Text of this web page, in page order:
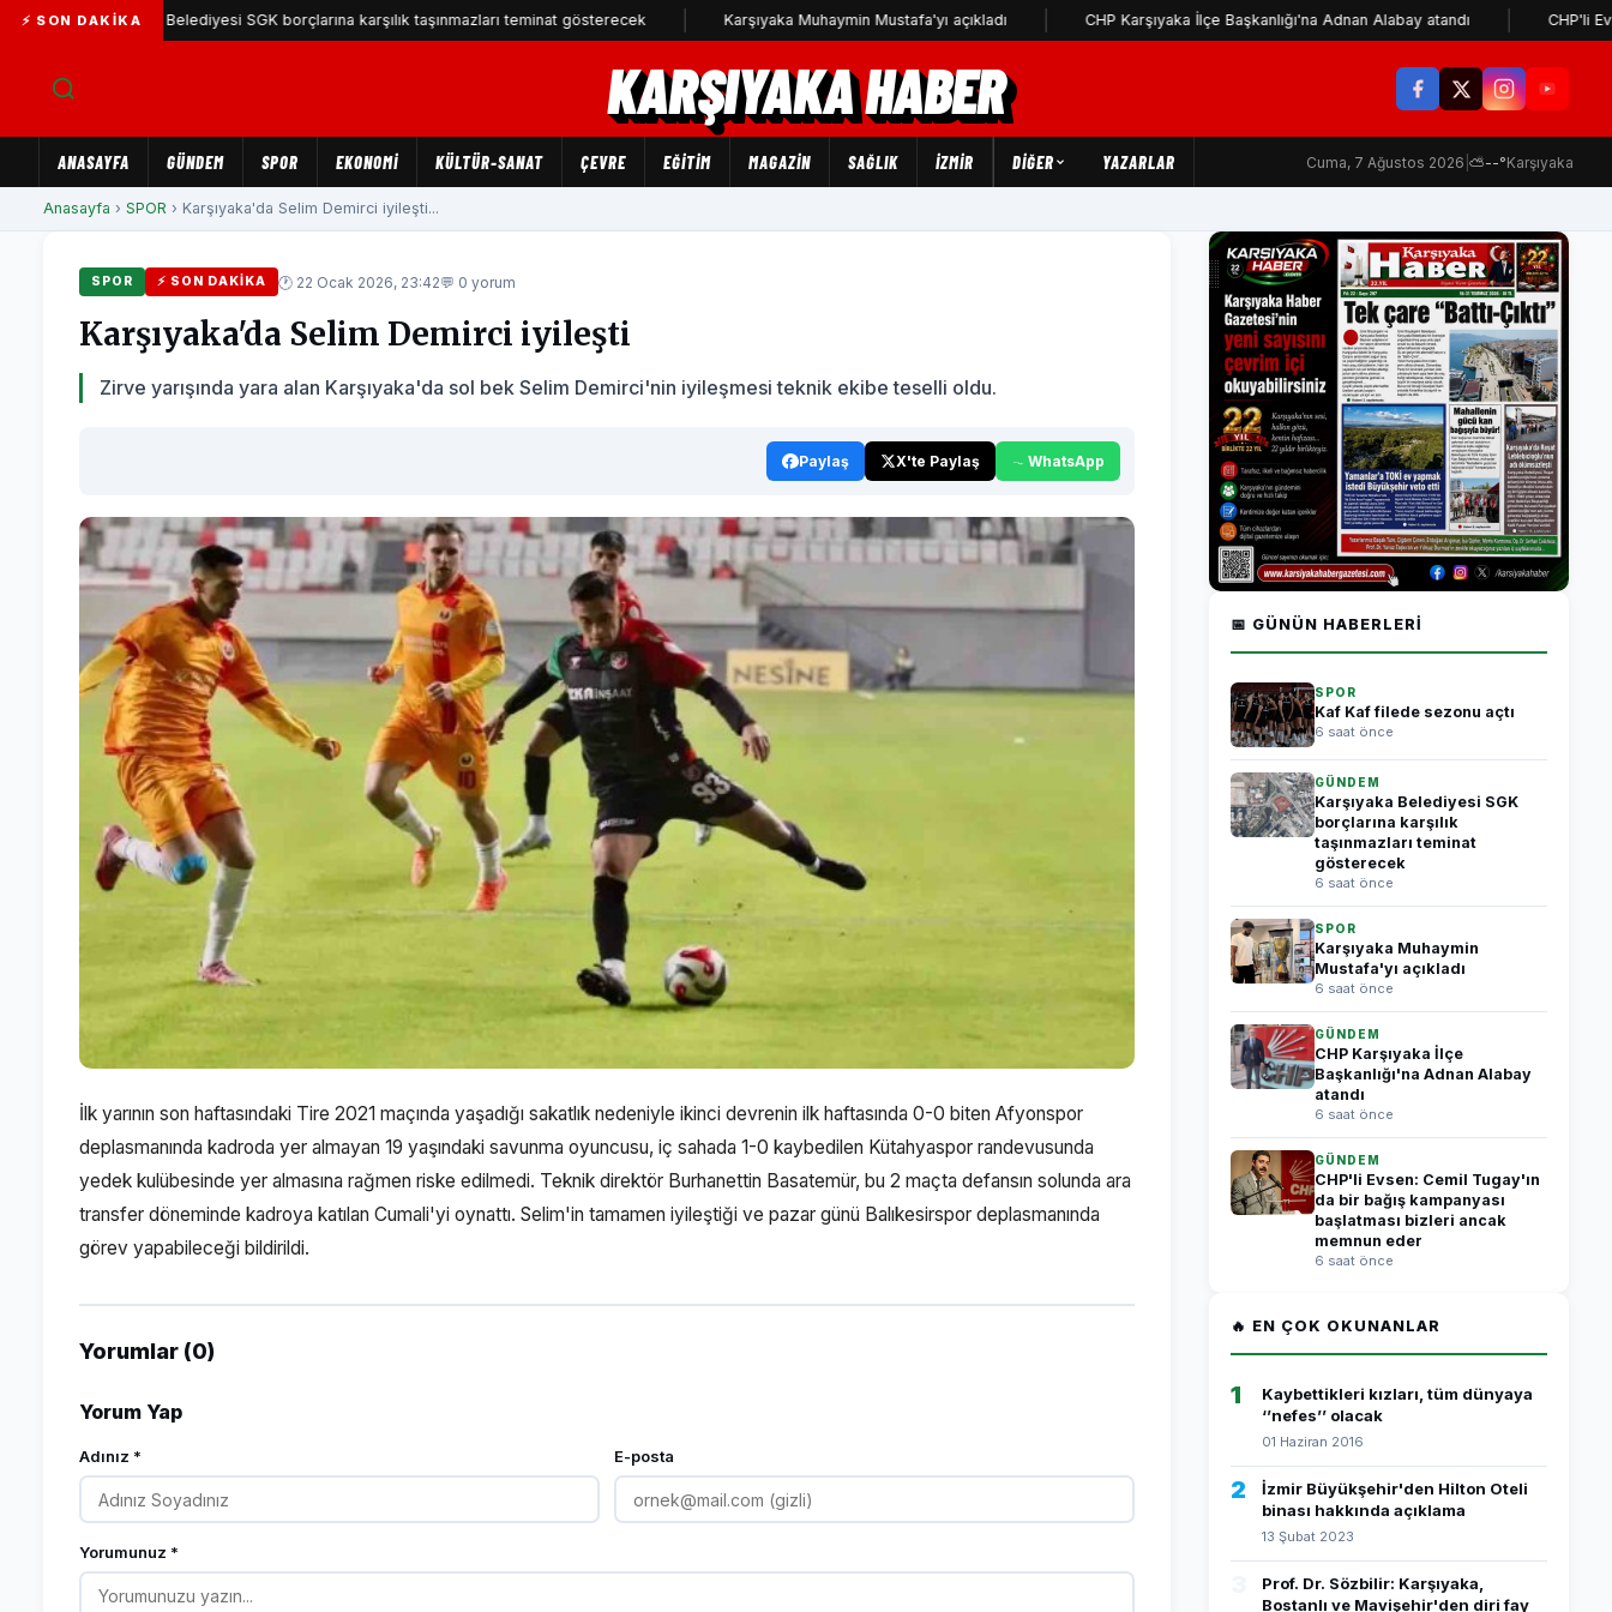
⚡ SON DAKIKA
Karşıyaka Belediyesi SGK borçlarına karşılık taşınmazları teminat gösterecek Karşıyaka Muhaymin Mustafa'yı açıkladı CHP Karşıyaka İlçe Başkanlığı'na Adnan Alabay atandı CHP'li Evsen:
KARŞIYAKA HABER
ANASAYFA GÜNDEM SPOR EKONOMİ KÜLTÜR-SANAT ÇEVRE EĞİTİM MAGAZİN SAĞLIK İZMİR DIĞER YAZARLAR Cuma, 7 Ağustos 2026 ⛅--°Karşıyaka
Anasayfa › SPOR › Karşıyaka'da Selim Demirci iyileşti...
SPOR ⚡ SON DAKIKA 🕐 22 Ocak 2026, 23:42💬 0 yorum
Karşıyaka'da Selim Demirci iyileşti
Zirve yarışında yara alan Karşıyaka'da sol bek Selim Demirci'nin iyileşmesi teknik ekibe teselli oldu.
Paylaş X'te Paylaş WhatsApp
İlk yarının son haftasındaki Tire 2021 maçında yaşadığı sakatlık nedeniyle ikinci devrenin ilk haftasında 0-0 biten Afyonspor
deplasmanında kadroda yer almayan 19 yaşındaki savunma oyuncusu, iç sahada 1-0 kaybedilen Kütahyaspor randevusunda
yedek kulübesinde yer almasına rağmen riske edilmedi. Teknik direktör Burhanettin Basatemür, bu 2 maçta defansın solunda ara
transfer döneminde kadroya katılan Cumali'yi oynattı. Selim'in tamamen iyileştiği ve pazar günü Balıkesirspor deplasmanında
görev yapabileceği bildirildi.
Yorumlar (0)
Yorum Yap
Adınız * E-posta
Yorumunuz *
📅 GÜNÜN HABERLERI
SPOR
Kaf Kaf filede sezonu açtı
6 saat önce
GÜNDEM
Karşıyaka Belediyesi SGK
borçlarına karşılık
taşınmazları teminat
gösterecek
6 saat önce
SPOR
Karşıyaka Muhaymin
Mustafa'yı açıkladı
6 saat önce
GÜNDEM
CHP Karşıyaka İlçe
Başkanlığı'na Adnan Alabay
atandı
6 saat önce
GÜNDEM
CHP'li Evsen: Cemil Tugay'ın
da bir bağış kampanyası
başlatması bizleri ancak
memnun eder
6 saat önce
🔥 EN ÇOK OKUNANLAR
1
Kaybettikleri kızları, tüm dünyaya
‘’nefes’’ olacak
01 Haziran 2016
2
İzmir Büyükşehir'den Hilton Oteli
binası hakkında açıklama
13 Şubat 2023
Prof. Dr. Sözbilir: Karşıyaka,
Bostanlı ve Mavişehir'den diri fay